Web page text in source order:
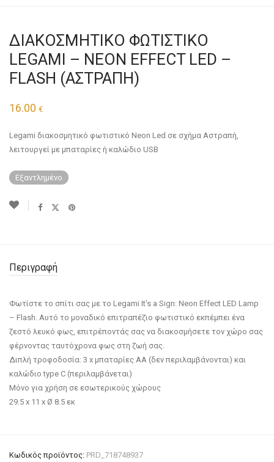
ΔΙΑΚΟΣΜΗΤΙΚΟ ΦΩΤΙΣΤΙΚΟ
LEGAMI – NEON EFFECT LED –
FLASH (ΑΣΤΡΑΠΗ)
16.00 €
Legami διακοσμητικό φωτιστικό Neon Led σε σχήμα Αστραπή,
λειτουργεί με μπαταρίες ή καλώδιο USB
Εξαντλημένο
Περιγραφή
Φωτίστε το σπίτι σας με το Legami It’s a Sign: Neon Effect LED Lamp
– Flash. Αυτό το μοναδικό επιτραπέζιο φωτιστικό εκπέμπει ένα
ζεστό λευκό φως, επιτρέποντάς σας να διακοσμήσετε τον χώρο σας
φέρνοντας ταυτόχρονα φως στη ζωή σας.
Διπλή τροφοδοσία: 3 x μπαταρίες AA (δεν περιλαμβάνονται) και
καλώδιο type C (περιλαμβάνεται)
Μόνο για χρήση σε εσωτερικούς χώρους
29.5 x 11 x Ø 8.5 εκ
Κωδικός προϊόντος: PRD_718748937